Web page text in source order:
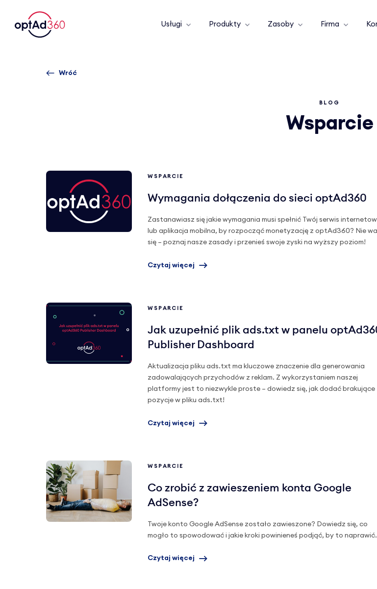
Usługi Produkty Zasoby Firma
Wróć
BLOG
Wsparcie
WSPARCIE
Wymagania dołączenia do sieci optAd360
Zastanawiasz się jakie wymagania musi spełnić Twój serwis
lub aplikacja mobilna, by rozpocząć monetyzację z optAd360? Nie
się – poznaj nasze zasady i przenieś swoje zyski na wyższy poziom!
Czytaj więcej
WSPARCIE
Jak uzupełnić plik ads.txt w panelu
Publisher Dashboard
Aktualizacja pliku ads.txt ma kluczowe znaczenie dla generowania
zadowalających przychodów z reklam. Z wykorzystaniem naszej
platformy jest to niezwykle proste – dowiedz się, jak dodać brakujące
pozycje w pliku ads.txt!
Czytaj więcej
WSPARCIE
Co zrobić z zawieszeniem konta Google
AdSense?
Twoje konto Google AdSense zostało zawieszone? Dowiedz się, co
mogło to spowodować i jakie kroki powinieneś podjąć, by to naprawić.
Czytaj więcej